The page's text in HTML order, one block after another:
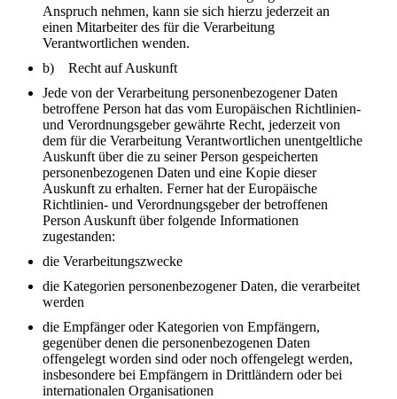
Anspruch nehmen, kann sie sich hierzu jederzeit an
einen Mitarbeiter des für die Verarbeitung
Verantwortlichen wenden.
b) Recht auf Auskunft
Jede von der Verarbeitung personenbezogener Daten
betroffene Person hat das vom Europäischen Richtlinien-
und Verordnungsgeber gewährte Recht, jederzeit von
dem für die Verarbeitung Verantwortlichen unentgeltliche
Auskunft über die zu seiner Person gespeicherten
personenbezogenen Daten und eine Kopie dieser
Auskunft zu erhalten. Ferner hat der Europäische
Richtlinien- und Verordnungsgeber der betroffenen
Person Auskunft über folgende Informationen
zugestanden:
die Verarbeitungszwecke
die Kategorien personenbezogener Daten, die verarbeitet
werden
die Empfänger oder Kategorien von Empfängern,
gegenüber denen die personenbezogenen Daten
offengelegt worden sind oder noch offengelegt werden,
insbesondere bei Empfängern in Drittländern oder bei
internationalen Organisationen